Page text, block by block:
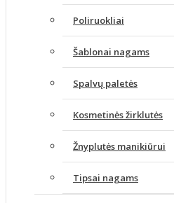
Poliruokliai
Šablonai nagams
Spalvų paletės
Kosmetinės žirklutės
Žnyplutės manikiūrui
Tipsai nagams